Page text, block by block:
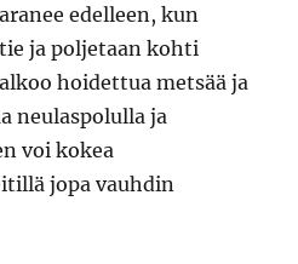
edelleen, kun
ja poljetaan kohti
hoidettua metsää ja
neulaspolulla ja
voi kokea
jopa vauhdin